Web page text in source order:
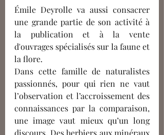
Émile Deyrolle va aussi consacrer
une grande partie de son activité à
la publication et à la vente
d'ouvrages spécialisés sur la faune et
la flore.
Dans cette famille de naturalistes
passionnés, pour qui rien ne vaut
l’observation et l’accroissement des
connaissances par la comparaison,
une image vaut mieux qu’un long
discours. Des herbiers aux minéraux